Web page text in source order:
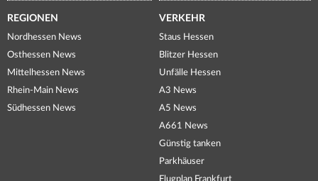
REGIONEN
Nordhessen News
Osthessen News
Mittelhessen News
Rhein-Main News
Südhessen News
VERKEHR
Staus Hessen
Blitzer Hessen
Unfälle Hessen
A3 News
A5 News
A661 News
Günstig tanken
Parkhäuser